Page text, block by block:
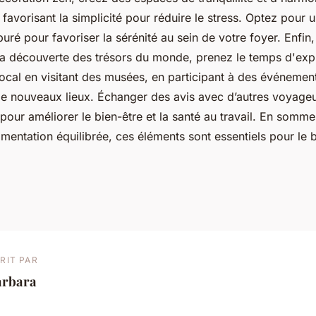
la simplicité pour réduire le stress. Optez pour
pour favoriser la sérénité au sein de votre foyer.
découverte des trésors du monde, prenez le temps
en visitant des musées, en participant à des
nouveaux lieux. Échanger des avis avec d’autres
améliorer le bien-être et la santé au travail. En
équilibrée, ces éléments sont essentiels pour le
PAR